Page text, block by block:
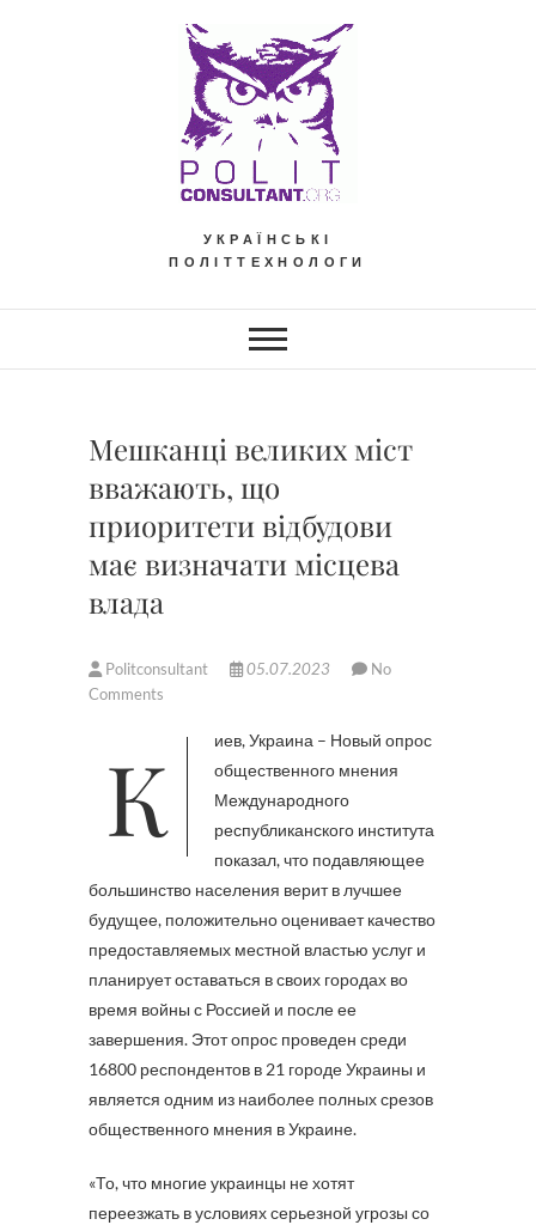
УКРАЇНСЬКІ
ПОЛІТТЕХНОЛОГИ
Мешканці великих міст
вважають, що
приоритети відбудови
має визначати місцева
влада
Politconsultant 05.07.2023
No
Comments
Киев, Украина – Новый опрос
общественного мнения
Международного
республиканского института
показал, что подавляющее
большинство населения верит в лучшее
будущее, положительно оценивает качество
предоставляемых местной властью услуг и
планирует оставаться в своих городах во
время войны с Россией и после ее
завершения. Этот опрос проведен среди
16800 респондентов в 21 городе Украины и
является одним из наиболее полных срезов
общественного мнения в Украине.
«То, что многие украинцы не хотят
переезжать в условиях серьезной угрозы со